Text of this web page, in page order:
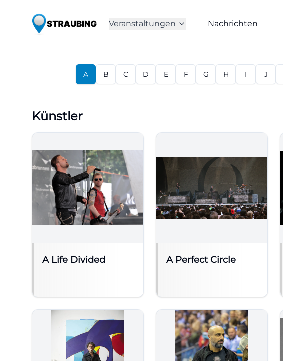
Veranstaltungen Nachrichten
A B C D E F G H I J
Künstler
A Life Divided A Perfect Circle